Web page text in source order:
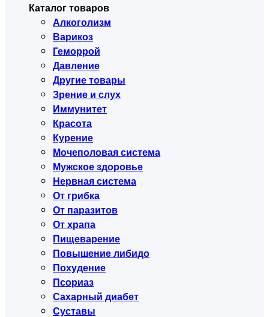
Каталог товаров
Алкоголизм
Варикоз
Геморрой
Давление
Другие товары
Зрение и слух
Иммунитет
Красота
Курение
Мочеполовая система
Мужское здоровье
Нервная система
От грибка
От паразитов
От храпа
Пищеварение
Повышение либидо
Похудение
Псориаз
Сахарный диабет
Суставы